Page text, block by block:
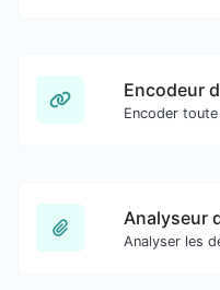
Encodeur
Analyseur